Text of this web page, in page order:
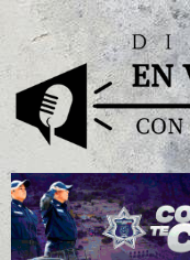
Saltar
al
contenido
Dialogo en